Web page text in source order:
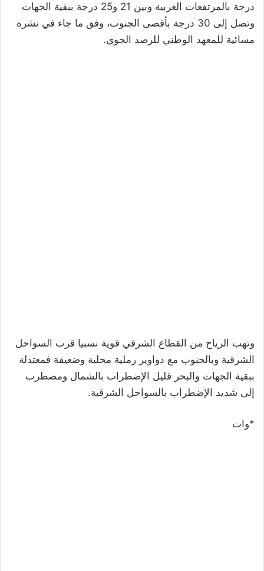
درجة بالمرتفعات الغربية وبين 21 و25 درجة ببقية الجهات
وتصل إلى 30 درجة بأقصى الجنوب، وفق ما جاء في نشرة
مسائية للمعهد الوطني للرصد الجوي.
وتهب الرياح من القطاع الشرقي قوية نسبيا قرب السواحل
الشرقية وبالجنوب مع دواوير رملية محلية وضعيفة فمعتدلة
ببقية الجهات والبحر قليل الإضطراب بالشمال ومضطرب
إلى شديد الإضطراب بالسواحل الشرقية.
*وات